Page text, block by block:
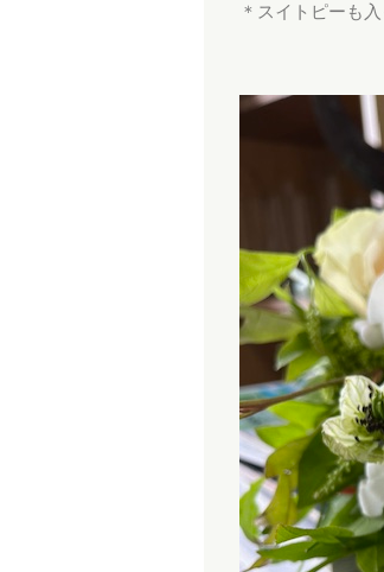
＊スイトピーも